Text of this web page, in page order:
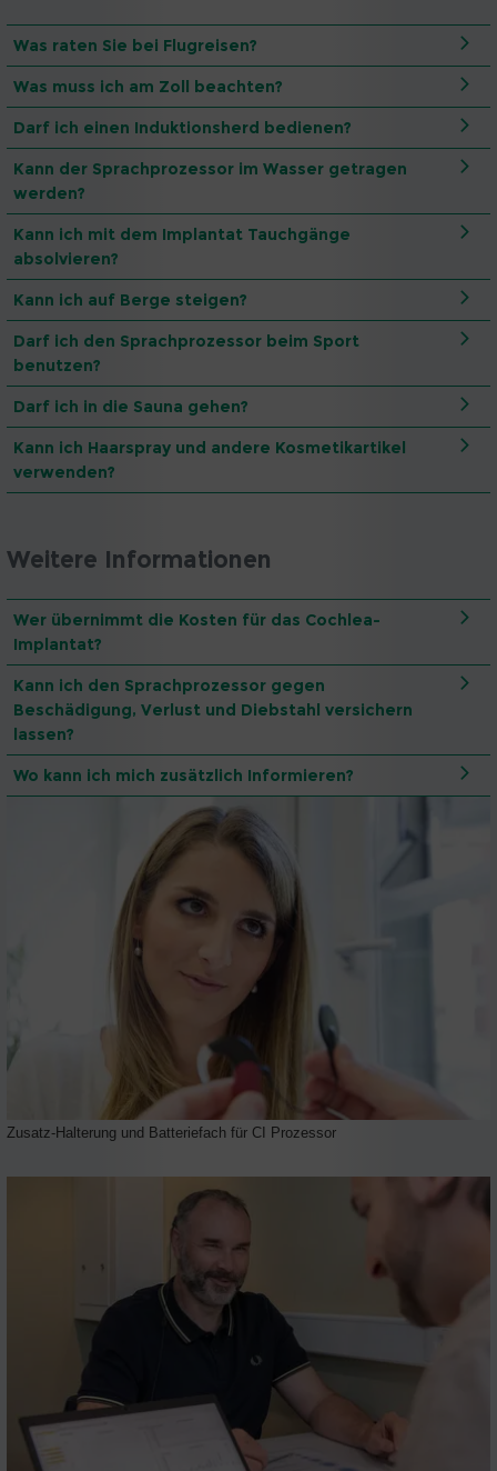
Was raten Sie bei Flugreisen?
Was muss ich am Zoll beachten?
Darf ich einen Induktionsherd bedienen?
Kann der Sprachprozessor im Wasser getragen
werden?
Kann ich mit dem Implantat Tauchgänge
absolvieren?
Kann ich auf Berge steigen?
Darf ich den Sprachprozessor beim Sport
benutzen?
Darf ich in die Sauna gehen?
Kann ich Haarspray und andere Kosmetikartikel
verwenden?
Weitere Informationen
Wer übernimmt die Kosten für das Cochlea-
Implantat?
Kann ich den Sprachprozessor gegen
Beschädigung, Verlust und Diebstahl versichern
lassen?
Wo kann ich mich zusätzlich Informieren?
Zusatz-Halterung und Batteriefach für CI Prozessor